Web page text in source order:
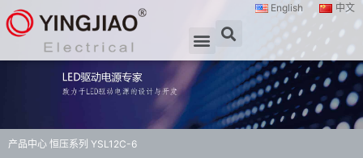
English 中文
产品中心 恒压系列 YSL12C-6